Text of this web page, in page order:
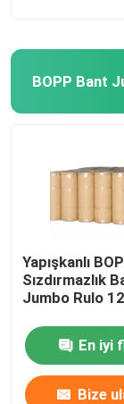
BOPP Bant
Yapışkanlı
Sızdırmazlık
Jumbo Rulo
En iyi
Bize